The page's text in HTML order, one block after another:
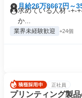
月給26万8667円～
求めている人材 -+-
か...
業界未経験歓迎 +24個
正社員
プリンティング製